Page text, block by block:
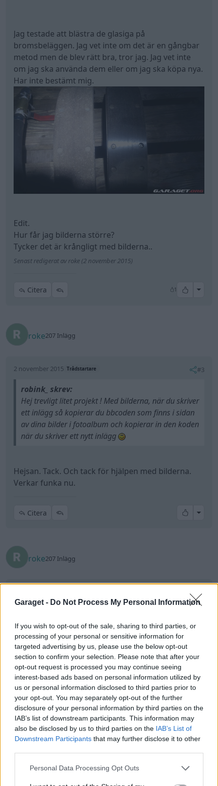
Garaget - Do Not Process My Personal Information
If you wish to opt-out of the sale, sharing to third parties, or
processing of your personal or sensitive information for
targeted advertising by us, please use the below opt-out
section to confirm your selection. Please note that after your
opt-out request is processed you may continue seeing
interest-based ads based on personal information utilized by
us or personal information disclosed to third parties prior to
your opt-out. You may separately opt-out of the further
disclosure of your personal information by third parties on the
IAB’s list of downstream participants. This information may
also be disclosed by us to third parties on the IAB’s List of
Downstream Participants that may further disclose it to other
Personal Data Processing Opt Outs
Jag testade att blästra de glasiga på
bromsbeläggen. Jag vet inte om det är en gångbar
metod men de blev rätt bra, tror jag. Jag vet inte
om jag ska använda dem eller om jag ska köpa nya.
Har inte bestämt mig.
Edit.
Hur får jag bilderna större?
Tycker det är krångligt med bilderna..
Senast redigerat av roke (2 november 2015)
Citera 1 All
roke207 Inlägg
2 november 2015 Trådstartare #3
robink_ skrev:
Hej trevligt litet projekt ! Med bilderna, när du skriver
ett inlägg så kopierar du bbcoden som finns i sidan
av dina bilder i fotoalbum och kopierar in den koden
när du skriver ett nytt inlägg
Hejsan. Tack. Och tack för hjälpen med bilderna.
Verkar funka nu.
Citera All
roke207 Inlägg
#4
Genomslagsgummit hängde på trekvarten på ena
hål i den gamla och "sydde" fast den med
buntband. Jag fick tillverka ett specialmothåll på
undersidan av bärarmen så att det finns nånstans
att fästa buntbanden runt.
Spara väl en tjuga eller nåt sånt men fick, som
bonus, flera timmars pyssel på köpet.